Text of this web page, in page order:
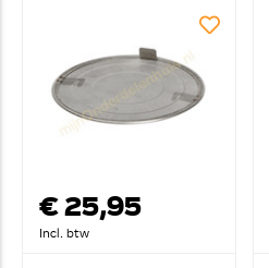
€ 25,95
Incl. btw